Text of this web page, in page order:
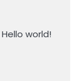
Hello world!